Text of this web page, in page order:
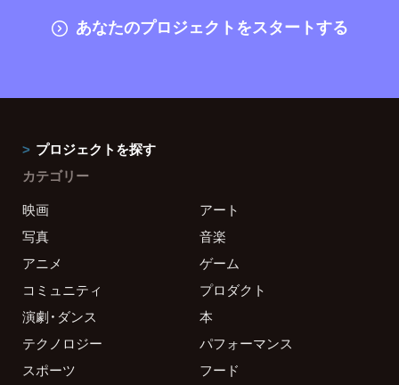
あなたのプロジェクトをスタートする
プロジェクトを探す
カテゴリー
映画
アート
写真
音楽
アニメ
ゲーム
コミュニティ
プロダクト
演劇・ダンス
本
テクノロジー
パフォーマンス
スポーツ
フード